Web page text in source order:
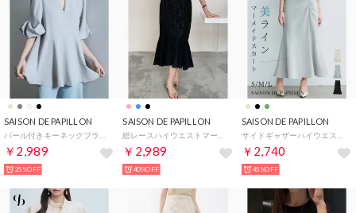
SAISON DE PAPILLON
￥2,989
25%OFF
SAISON DE PAPILLON
￥2,989
40%OFF
SAISON DE PAPILLON
￥2,740
45%OFF